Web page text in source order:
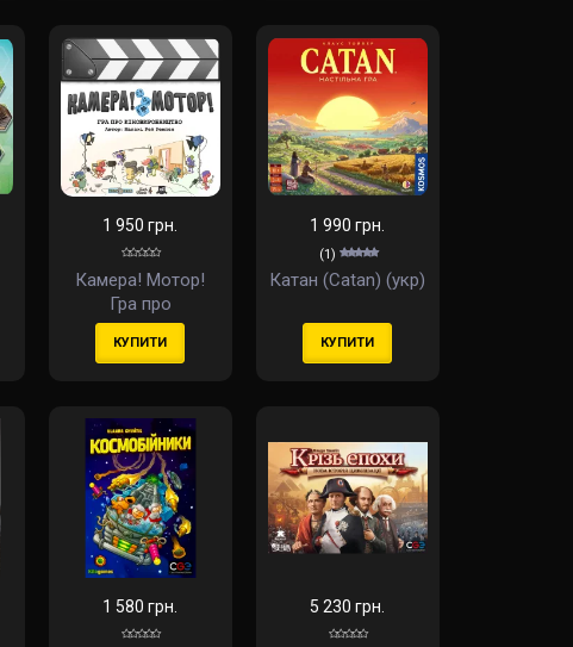
1 950 грн.
Камера! Мотор!
Гра про
Кіновиробництво
(Roll Camera!: The
КУПИТИ
1 990 грн.
(1)
Катан (Catan) (укр)
КУПИТИ
1 580 грн. 5 230 грн.